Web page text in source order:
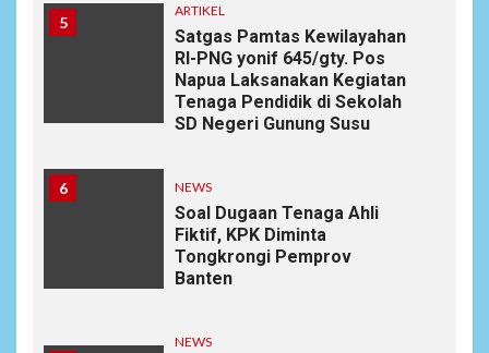
5
ARTIKEL
Satgas Pamtas Kewilayahan
RI-PNG yonif 645/gty. Pos
Napua Laksanakan Kegiatan
Tenaga Pendidik di Sekolah
SD Negeri Gunung Susu
6 NEWS
Soal Dugaan Tenaga Ahli
Fiktif, KPK Diminta
Tongkrongi Pemprov
Banten
NEWS